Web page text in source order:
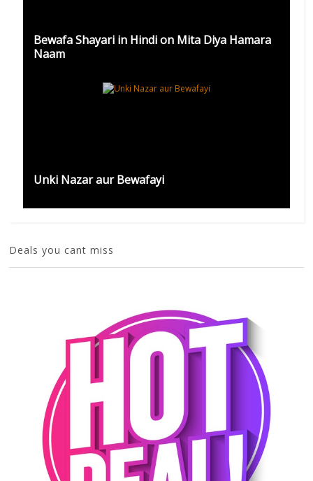
Bewafa Shayari in Hindi on Mita Diya Hamara
Naam
Unki Nazar aur Bewafayi
Deals you cant miss